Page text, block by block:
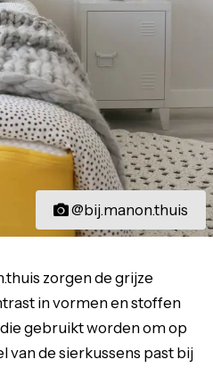
@bij.manon.thuis
zorgen de grijze
in vormen en stoffen
gebruikt worden om op
van de sierkussens past bij